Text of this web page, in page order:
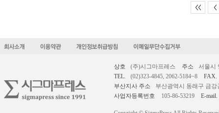
<< <
상호 (주)시그마프레스 주소
서울시
TEL.
(02)323-4845, 2062-5184~8
FAX.
부산지사 주소
부산광역시 동래구 금강
사업자등록번호
105-86-53219 E-mail.